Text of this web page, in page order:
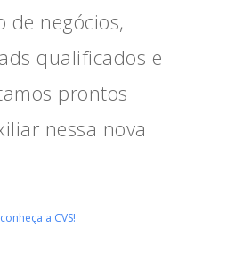
de negócios,
qualificados e
prontos
nessa nova
a CVS!